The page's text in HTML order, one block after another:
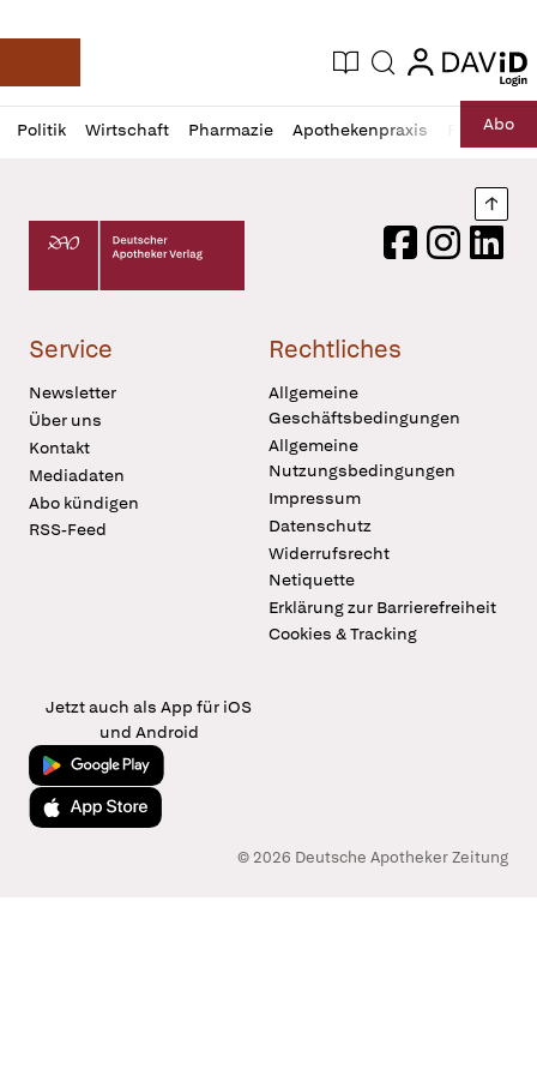
Deutsche Apotheker Zeitung
Aktuelle Ausgabe
Suche login
login
Politik Wirtschaft Pharmazie Apothekenpraxis RechtAbo
Profil
öffnen
Daz
Pur
Deutscher Apotheker Verlag Logo
FacebookInstagram
Service
Newsletter
Über uns
Kontakt
Mediadaten
Abo kündigen
RSS-Feed
Rechtliches
Allgemeine
Geschäftsbedingungen
Allgemeine
Nutzungsbedingungen
Impressum
Datenschutz
Widerrufsrecht
Netiquette
Erklärung zur Barrierefreiheit
Cookies & Tracking
Jetzt auch als App für iOS
und Android
Jetzt bei Google Play
Laden im App Store
© 2026 Deutsche Apotheker Zeitung